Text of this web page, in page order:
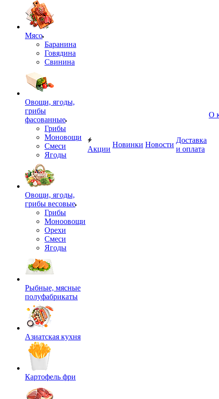
Мясо
Баранина
Говядина
Свинина
Овощи, ягоды,
грибы
фасованные
Грибы
Моновощи
Смеси
Ягоды
Овощи, ягоды,
грибы весовые
Грибы
Моноовощи
Орехи
Смеси
Ягоды
Рыбные, мясные
полуфабрикаты
Азиатская кухня
Картофель фри
Акции
Новинки Новости
Доставка
и оплата
О